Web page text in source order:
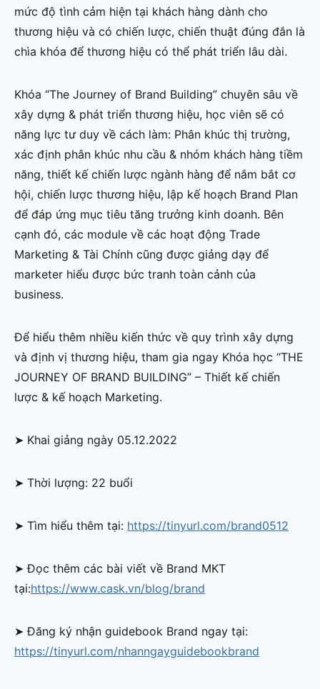
mức độ tình cảm hiện tại khách hàng dành cho
thương hiệu và có chiến lược, chiến thuật đúng đắn là
chìa khóa để thương hiệu có thể phát triển lâu dài.
Khóa “The Journey of Brand Building” chuyên sâu về
xây dựng & phát triển thương hiệu, học viên sẽ có
năng lực tư duy về cách làm: Phân khúc thị trường,
xác định phân khúc nhu cầu & nhóm khách hàng tiềm
năng, thiết kế chiến lược ngành hàng để nắm bắt cơ
hội, chiến lược thương hiệu, lập kế hoạch Brand Plan
để đáp ứng mục tiêu tăng trưởng kinh doanh. Bên
cạnh đó, các module về các hoạt động Trade
Marketing & Tài Chính cũng được giảng dạy để
marketer hiểu được bức tranh toàn cảnh của
business.
Để hiểu thêm nhiều kiến thức về quy trình xây dựng
và định vị thương hiệu, tham gia ngay Khóa học “THE
JOURNEY OF BRAND BUILDING” – Thiết kế chiến
lược & kế hoạch Marketing.
➤ Khai giảng ngày 05.12.2022
➤ Thời lượng: 22 buổi
➤ Tìm hiểu thêm tại: https://tinyurl.com/brand0512
➤ Đọc thêm các bài viết về Brand MKT
tại:https://www.cask.vn/blog/brand
➤ Đăng ký nhận guidebook Brand ngay tại:
https://tinyurl.com/nhanngayguidebookbrand